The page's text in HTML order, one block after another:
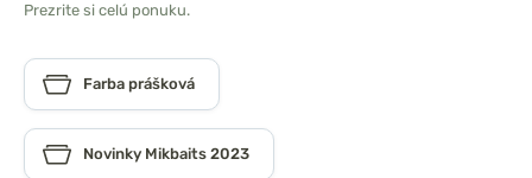
Prezrite si celú ponuku.
Farba prášková
Novinky Mikbaits 2023